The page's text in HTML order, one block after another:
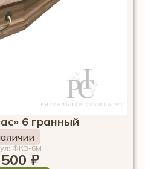
6 гранный
ФКЗ-6М
₽